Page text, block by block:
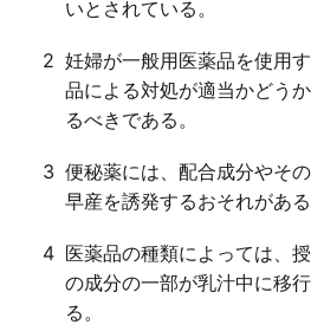
いとされている。
2 妊婦が一般用医薬品を使用
品による対処が適当かどう
るべきである。
3 便秘薬には、配合成分やそ
早産を誘発するおそれがある
4 医薬品の種類によっては、
の成分の一部が乳汁中に移
る。